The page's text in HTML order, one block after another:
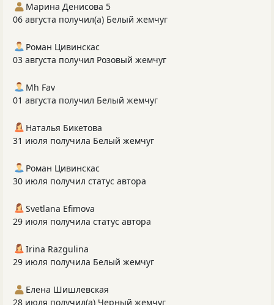
Марина Денисова 5
06 августа получил(а) Белый жемчуг
Роман Цивинскас
03 августа получил Розовый жемчуг
Mh Fav
01 августа получил Белый жемчуг
Наталья Бикетова
31 июля получила Белый жемчуг
Роман Цивинскас
30 июля получил статус автора
Svetlana Efimova
29 июля получила статус автора
Irina Razgulina
29 июля получила Белый жемчуг
Елена Шишлевская
28 июля получил(а) Черный жемчуг